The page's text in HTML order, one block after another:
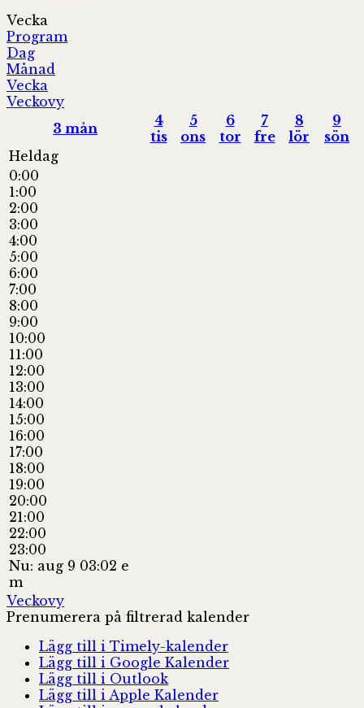
Vecka
Program
Dag
Månad
Vecka
Veckovy
3 mån
4
tis
5
ons
6
tor
7
fre
8
lör
9
sön
Heldag
0:00
1:00
2:00
3:00
4:00
5:00
6:00
7:00
8:00
9:00
10:00
11:00
12:00
13:00
14:00
15:00
16:00
17:00
18:00
19:00
20:00
21:00
22:00
23:00
Nu: aug 9 03:02 e
m
Veckovy
Prenumerera på filtrerad kalender
Lägg till i Timely-kalender
Lägg till i Google Kalender
Lägg till i Outlook
Lägg till i Apple Kalender